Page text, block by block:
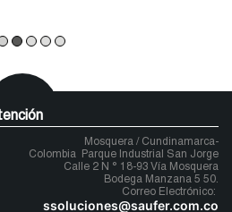
Mosquera / Cundinamarca-
Colombia
Parque Industrial San Jorge
Calle 2 N ° 18-93 Vía Mosquera
Bodega Manzana 5 50.
Correo Electrónico:
ssoluciones@saufer.com.co